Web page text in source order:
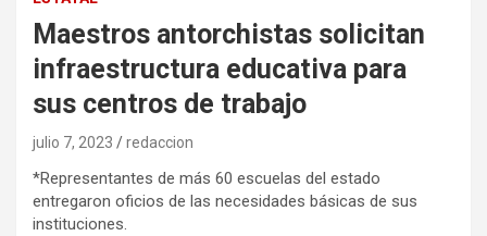
Maestros antorchistas solicitan
infraestructura educativa para
sus centros de trabajo
julio 7, 2023 redaccion
*Representantes de más 60 escuelas del estado
entregaron oficios de las necesidades básicas de sus
instituciones.